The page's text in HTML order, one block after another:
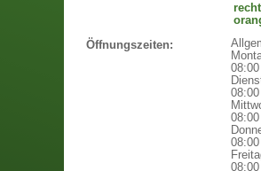
Öffnungszeiten: